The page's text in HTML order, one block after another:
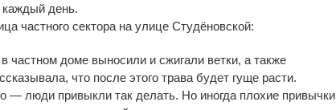
день.
частного сектора на улице Студёновской:
доме выносили и сжигали ветки, а также
что после этого трава будет гуще расти.
— люди привыкли так делать. Но иногда плохие привычки